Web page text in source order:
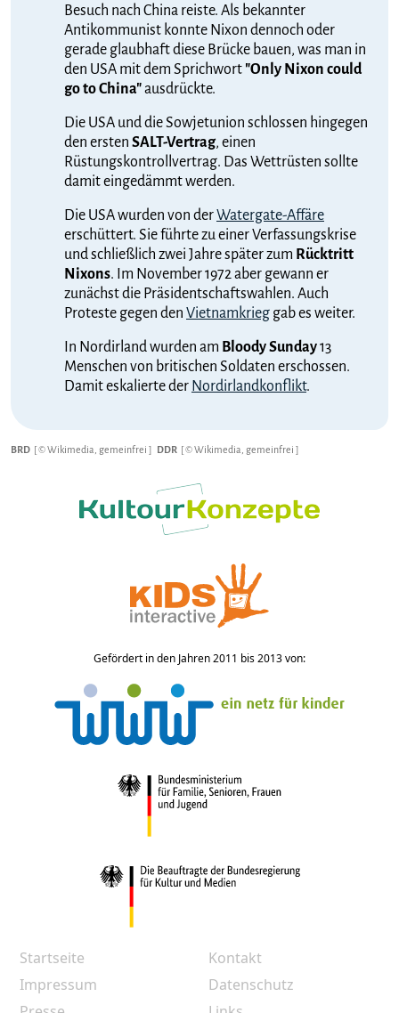
Besuch nach China reiste. Als bekannter
Antikommunist konnte Nixon dennoch oder
gerade glaubhaft diese Brücke bauen, was man in
den USA mit dem Sprichwort "Only Nixon could
go to China"ausdrückte.
Die USA und die Sowjetunion schlossen hingegen
den ersten SALT-Vertrag, einen
Rüstungskontrollvertrag. Das Wettrüsten sollte
damit eingedämmt werden.
Die USA wurden von derWatergate-Affäre
erschüttert. Sie führte zu einer Verfassungskrise
und schließlich zwei Jahre später zum Rücktritt
Nixons. Im November 1972 aber gewann er
zunächst die Präsidentschaftswahlen. Auch
Proteste gegen den Vietnamkrieg gab es weiter.
In Nordirland wurden am Bloody Sunday13
Menschen von britischen Soldaten erschossen.
Damit eskalierte der Nordirlandkonflikt.
BRD [ © Wikimedia, gemeinfrei ] DDR [ © Wikimedia, gemeinfrei ]
Gefördert in den Jahren 2011 bis 2013 von:
Startseite
Kontakt
Impressum
Datenschutz